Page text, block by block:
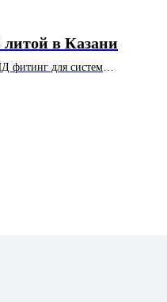
литой в Казани
фитинг для систем